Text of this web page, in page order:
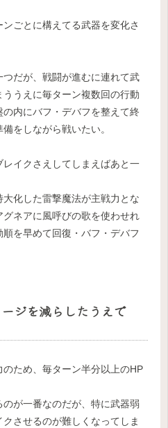
ごとに構えてる武器を変化さ
だが、戦闘が進むに連れて武
うえに毎ターン複数回の行動
内にバフ・デバフを整えて終
をしながら戦いたい。
イクさえしてしまえばあと一
化した雷撃魔法が主戦力とな
ネアに風呼びの歌を使わせれ
を早めて回復・バフ・デバフ
ジを減らしたうえで
ため、毎ターン半分以上のHP
が一番なのだが、特に武器弱
させるのが難しくなってしま